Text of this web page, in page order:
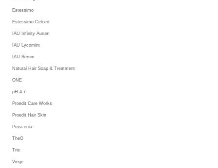
Estessimo
Estessimo Celcert
IAU Infinity Aurum
IAU Lycomint
IAU Serum
Natural Hair Soap & Treatment
ONE
pH 4.7
Proedit Care Works
Proedit Hair Skin
Proscenia
TheO
Trie
Viege